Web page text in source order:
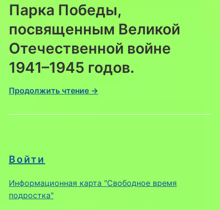
Войти
Информационная карта "Свободное время
подростка"
Парка Победы,
посвященным Великой
Отечественной войне
1941–1945 годов.
Продолжить чтение →